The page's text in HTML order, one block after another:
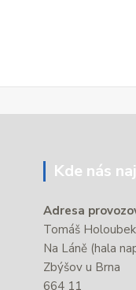
Kde nás
Adresa
Tomáš
Na Láně (hala
Zbýšov u Brna
664 11